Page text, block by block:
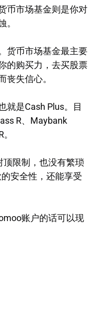
币市场基金则是你对
货币市场基金最主要
的购买力，去买股票
失信心。
就是Cash Plus。目
R、Maybank
顶限制，也没有繁琐
安全性，还能享受
账户的话可以现